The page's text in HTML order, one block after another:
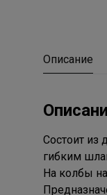
Описание
Состоит из
гибким
На колбы